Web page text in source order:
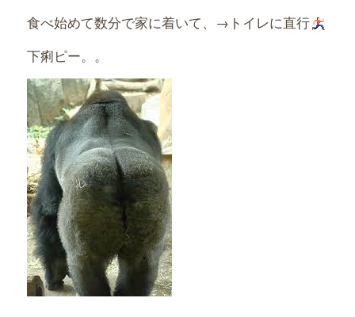
食べ始めて数分で家に着いて、→トイレに直行
下痢ピー。。